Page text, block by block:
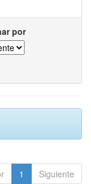
por
1 Siguiente